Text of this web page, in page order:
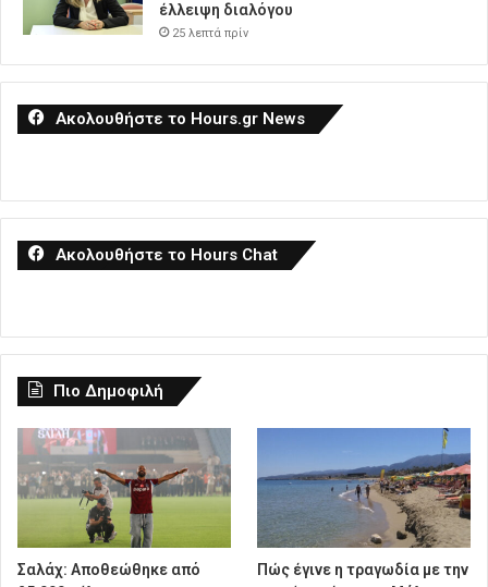
έλλειψη διαλόγου
25 λεπτά πρίν
Ακολουθήστε το Hours.gr News
Ακολουθήστε το Hours Chat
Πιο Δημοφιλή
Σαλάχ: Αποθεώθηκε από
Πώς έγινε η τραγωδία με την